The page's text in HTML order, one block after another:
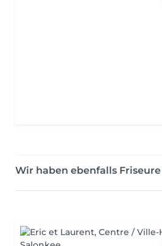
Wir haben ebenfalls